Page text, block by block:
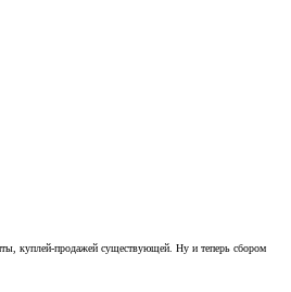
куплей-продажей существующей. Ну и теперь сбором